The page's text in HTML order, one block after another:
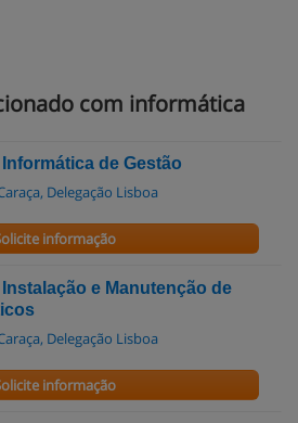
com informática
de Gestão
Delegação Lisboa
informação
e Manutenção de
Delegação Lisboa
informação